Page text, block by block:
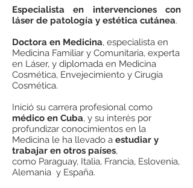
Especialista en intervenciones con
láser de patología y estética cutánea.
Doctora en Medicina, especialista en
Medicina Familiar y Comunitaria, experta
en Láser, y diplomada en Medicina
Cosmética, Envejecimiento y Cirugía
Cosmética.
Inició su carrera profesional como
médico en Cuba, y su interés por
profundizar conocimientos en la
Medicina le ha llevado a estudiar y
trabajar en otros países,
como Paraguay, Italia, Francia, Eslovenia,
Alemania y España.